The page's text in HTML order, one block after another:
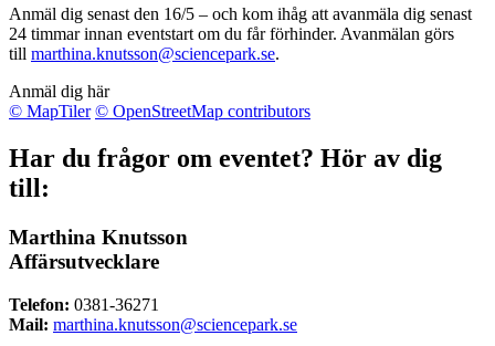
Anmäl dig senast den 16/5 – och kom ihåg att avanmäla dig senast
24 timmar innan eventstart om du får förhinder. Avanmälan görs
till marthina.knutsson@sciencepark.se.
Anmäl dig här
© MapTiler © OpenStreetMap contributors
Har du frågor om eventet? Hör av dig
till:
Marthina Knutsson
Affärsutvecklare
Telefon: 0381-36271
Mail: marthina.knutsson@sciencepark.se